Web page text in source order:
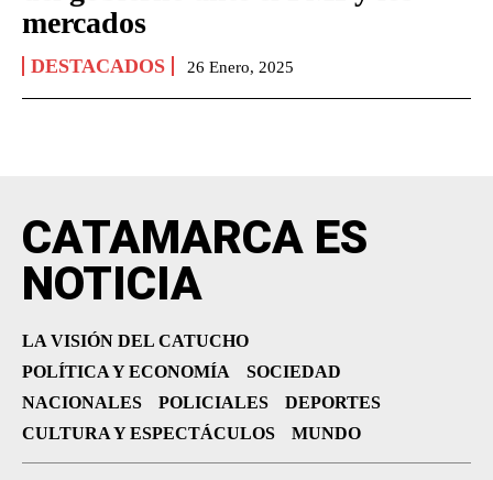
mercados
DESTACADOS 26 Enero, 2025
CATAMARCA ES
NOTICIA
LA VISIÓN DEL CATUCHO
POLÍTICA Y ECONOMÍA
SOCIEDAD
NACIONALES
POLICIALES
DEPORTES
CULTURA Y ESPECTÁCULOS
MUNDO